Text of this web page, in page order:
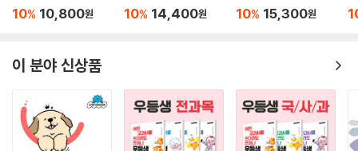
10% 10,800원 10% 14,400원
독서
10% 15,300원
이 분야 신상품